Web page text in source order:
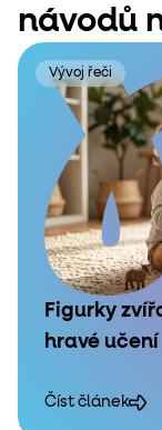
návodů
Vývoj řeči
Figurky
hravé učení
Číst článek